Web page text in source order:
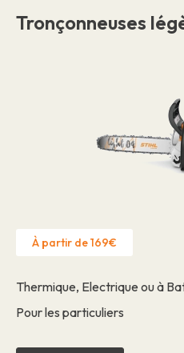
Tronçonneuses
À partir de 169€
Thermique, Electrique ou à
Pour les particuliers